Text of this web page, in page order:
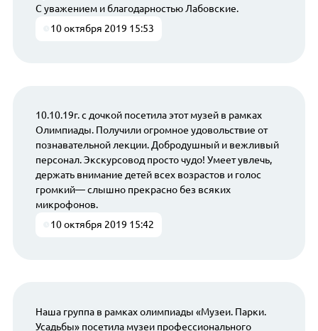
С уважением и благодарностью Лабовские.
10 октября 2019 15:53
10.10.19г. с дочкой посетила этот музей в рамках
Олимпиады. Получили огромное удовольствие от
познавательной лекции. Добродушный и вежливый
персонал. Экскурсовод просто чудо! Умеет увлечь,
держать внимание детей всех возрастов и голос
громкий— слышно прекрасно без всяких
микрофонов.
10 октября 2019 15:42
Наша группа в рамках олимпиады «Музеи. Парки.
Усадьбы» посетила музеи профессионального